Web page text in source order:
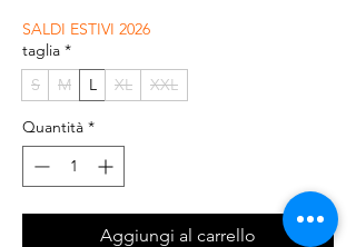
SALDI ESTIVI 2026
taglia *
S
M L XL XXL
Quantità *
Aggiungi al carrello